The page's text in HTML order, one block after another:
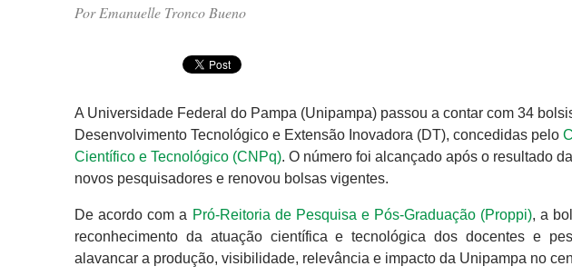
Por Emanuelle Tronco Bueno
A Universidade Federal do Pampa (Unipampa) passou a contar com 34
Desenvolvimento Tecnológico e Extensão Inovadora (DT), concedidas pelo
Científico e Tecnológico (CNPq). O número foi alcançado após o resultado da
novos pesquisadores e renovou bolsas vigentes.
De acordo com a Pró-Reitoria de Pesquisa e Pós-Graduação (Proppi), a
reconhecimento da atuação científica e tecnológica dos docentes e
alavancar a produção, visibilidade, relevância e impacto da Unipampa no